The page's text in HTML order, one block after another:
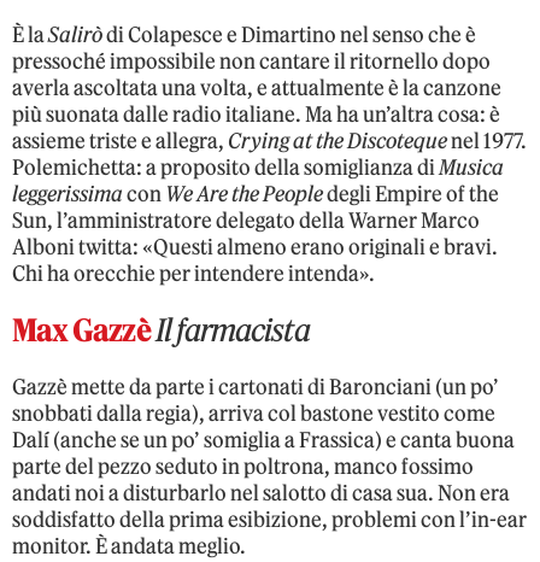
È laSaliròdi Colapesce e Dimartino nel senso che è
pressoché impossibile non cantare il ritornello dopo
averla ascoltata una volta, e attualmente è la canzone
più suonata dalle radio italiane. Ma ha un’altra cosa: è
assieme triste e allegra, Crying at the Discotequenel 1977.
Polemichetta: a proposito della somiglianza diMusica
leggerissimacon We Are the Peopledegli Empire of the
Sun, l’amministratore delegato della Warner Marco
Alboni twitta: «Questi almeno erano originali e bravi.
Chi ha orecchie per intendere intenda».
Max GazzèIl farmacista
Gazzè mette da parte i cartonati di Baronciani (un po’
snobbati dalla regia), arriva col bastone vestito come
Dalí (anche se un po’ somiglia a Frassica) e canta buona
parte del pezzo seduto in poltrona, manco fossimo
andati noi a disturbarlo nel salotto di casa sua. Non era
soddisfatto della prima esibizione, problemi con l’in-ear
monitor. È andata meglio.